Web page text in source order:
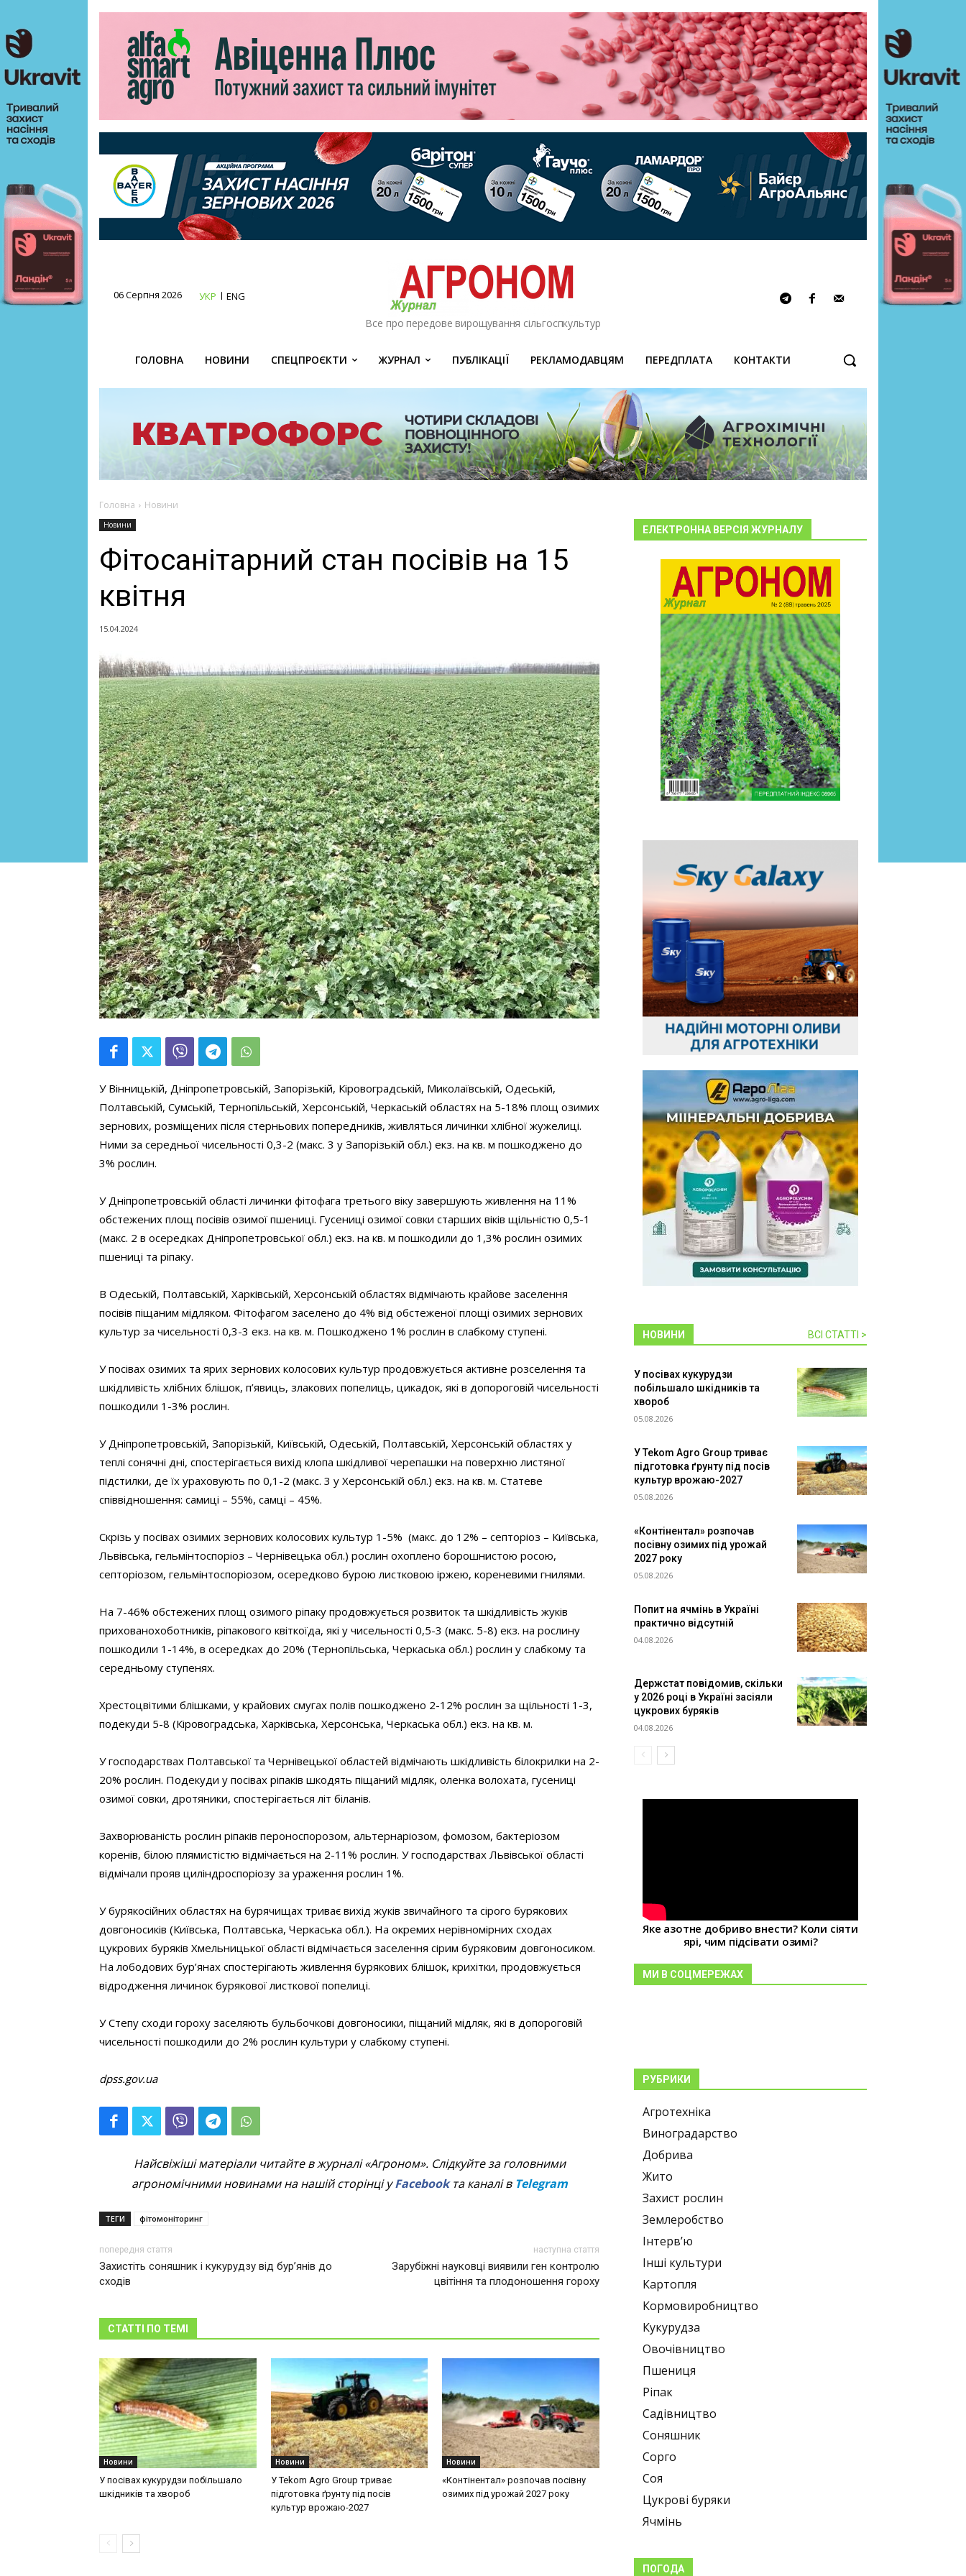
06 Серпня 2026 УКР ENG
Все про передове вирощування сільгоспкультур
ГОЛОВНА НОВИНИ СПЕЦПРОЄКТИ ЖУРНАЛ ПУБЛІКАЦІЇ РЕКЛАМОДАВЦЯМ ПЕРЕДПЛАТА КОНТАКТИ
Головна Новини
Новини
Фітосанітарний стан посівів на 15
квітня
15.04.2024
У Вінницькій, Дніпропетровській, Запорізькій, Кіровоградській, Миколаївській, Одеській,
Полтавській, Сумській, Тернопільській, Херсонській, Черкаській областях на 5-18% площ озимих
зернових, розміщених після стерньових попередників, живляться личинки хлібної жужелиці.
Ними за середньої чисельності 0,3-2 (макс. 3 у Запорізькій обл.) екз. на кв. м пошкоджено до
3% рослин.
У Дніпропетровській області личинки фітофага третього віку завершують живлення на 11%
обстежених площ посівів озимої пшениці. Гусениці озимої совки старших віків щільністю 0,5-1
(макс. 2 в осередках Дніпропетровської обл.) екз. на кв. м пошкодили до 1,3% рослин озимих
пшениці та ріпаку.
В Одеській, Полтавській, Харківській, Херсонській областях відмічають крайове заселення
посівів піщаним мідляком. Фітофагом заселено до 4% від обстеженої площі озимих зернових
культур за чисельності 0,3-3 екз. на кв. м. Пошкоджено 1% рослин в слабкому ступені.
У посівах озимих та ярих зернових колосових культур продовжується активне розселення та
шкідливість хлібних блішок, п’явиць, злакових попелиць, цикадок, які в допороговій чисельності
пошкодили 1-3% рослин.
У Дніпропетровській, Запорізькій, Київській, Одеській, Полтавській, Херсонській областях у
теплі сонячні дні, спостерігається вихід клопа шкідливої черепашки на поверхню листяної
підстилки, де їх ураховують по 0,1-2 (макс. 3 у Херсонській обл.) екз. на кв. м. Статеве
співвідношення: самиці – 55%, самці – 45%.
Скрізь у посівах озимих зернових колосових культур 1-5% (макс. до 12% – септоріоз – Київська,
Львівська, гельмінтоспоріоз – Чернівецька обл.) рослин охоплено борошнистою росою,
септоріозом, гельмінтоспоріозом, осередково бурою листковою іржею, кореневими гнилями.
На 7-46% обстежених площ озимого ріпаку продовжується розвиток та шкідливість жуків
прихованохоботників, ріпакового квіткоїда, які у чисельності 0,5-3 (макс. 5-8) екз. на рослину
пошкодили 1-14%, в осередках до 20% (Тернопільська, Черкаська обл.) рослин у слабкому та
середньому ступенях.
Хрестоцвітими блішками, у крайових смугах полів пошкоджено 2-12% рослин за щільності 1-3,
подекуди 5-8 (Кіровоградська, Харківська, Херсонська, Черкаська обл.) екз. на кв. м.
У господарствах Полтавської та Чернівецької областей відмічають шкідливість білокрилки на 2-
20% рослин. Подекуди у посівах ріпаків шкодять піщаний мідляк, оленка волохата, гусениці
озимої совки, дротяники, спостерігається літ біланів.
Захворюваність рослин ріпаків пероноспорозом, альтернаріозом, фомозом, бактеріозом
коренів, білою плямистістю відмічається на 2-11% рослин. У господарствах Львівської області
відмічали прояв циліндроспоріозу за ураження рослин 1%.
У бурякосійних областях на бурячищах триває вихід жуків звичайного та сірого бурякових
довгоносиків (Київська, Полтавська, Черкаська обл.). На окремих нерівномірних сходах
цукрових буряків Хмельницької області відмічається заселення сірим буряковим довгоносиком.
На лободових бур’янах спостерігають живлення бурякових блішок, крихітки, продовжується
відродження личинок бурякової листкової попелиці.
У Степу сходи гороху заселяють бульбочкові довгоносики, піщаний мідляк, які в допороговій
чисельності пошкодили до 2% рослин культури у слабкому ступені.
dpss.gov.ua
Найсвіжіші матеріали читайте в журналі «Агроном». Слідкуйте за головними
агрономічними новинами на нашій сторінці уFacebookта каналі в Telegram
ТЕГИ фітомоніторинг
попередня стаття
Захистіть соняшник і кукурудзу від бур’янів до
сходів
наступна стаття
Зарубіжні науковці виявили ген контролю
цвітіння та плодоношення гороху
СТАТТІ ПО ТЕМІ
Новини
У посівах кукурудзи побільшало
шкідників та хвороб
Новини
У Tekom Agro Group триває
підготовка ґрунту під посів
культур врожаю-2027
Новини
«Контінентал» розпочав посівну
озимих під урожай 2027 року
ЕЛЕКТРОННА ВЕРСІЯ ЖУРНАЛУ
НОВИНИ ВСІ СТАТТІ >
У посівах кукурудзи
побільшало шкідників та
хвороб
05.08.2026
У Tekom Agro Group триває
підготовка ґрунту під посів
культур врожаю-2027
05.08.2026
«Контінентал» розпочав
посівну озимих під урожай
2027 року
05.08.2026
Попит на ячмінь в Україні
практично відсутній
04.08.2026
Держстат повідомив, скільки
у 2026 році в Україні засіяли
цукрових буряків
04.08.2026
Яке азотне добриво внести? Коли сіяти
ярі, чим підсівати озимі?
МИ В СОЦМЕРЕЖАХ
РУБРИКИ
Агротехніка
Виноградарство
Добрива
Жито
Захист рослин
Землеробство
Інтерв’ю
Інші культури
Картопля
Кормовиробництво
Кукурудза
Овочівництво
Пшениця
Ріпак
Садівництво
Соняшник
Сорго
Соя
Цукрові буряки
Ячмінь
ПОГОДА